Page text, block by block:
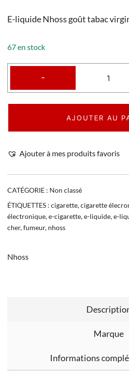
E-liquide Nhoss goût tabac
67 en stock
-
AJOUTER AU
Ajouter à mes produits favoris
CATÉGORIE : Non classé
ÉTIQUETTES : cigarette,cigarette
électronique,e-cigarette,e-liquide,e-
cher,fumeur, nhoss
Nhoss
Marque
Informations